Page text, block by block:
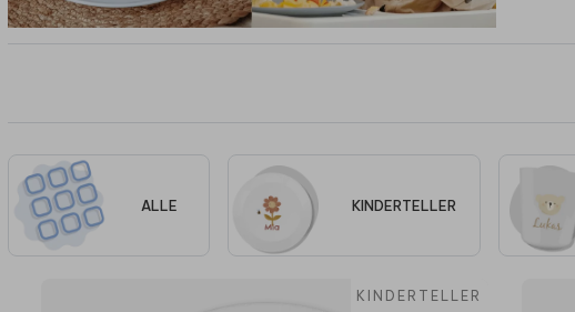
ALLE KINDERTELLER
KINDERTELLER